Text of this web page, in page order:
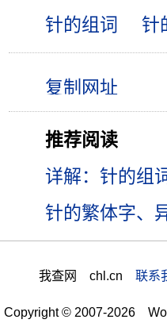
针的组词
针
推荐阅读
详解：针的组
针的繁体字、
我查网 chl.cn 联系
Copyright © 2007-2026